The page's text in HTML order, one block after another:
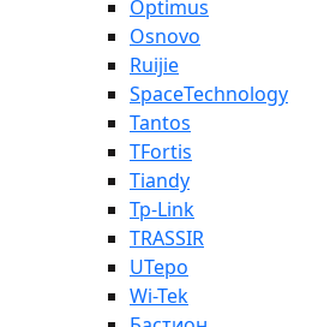
Optimus
Osnovo
Ruijie
SpaceTechnology
Tantos
TFortis
Tiandy
Tp-Link
TRASSIR
UTepo
Wi-Tek